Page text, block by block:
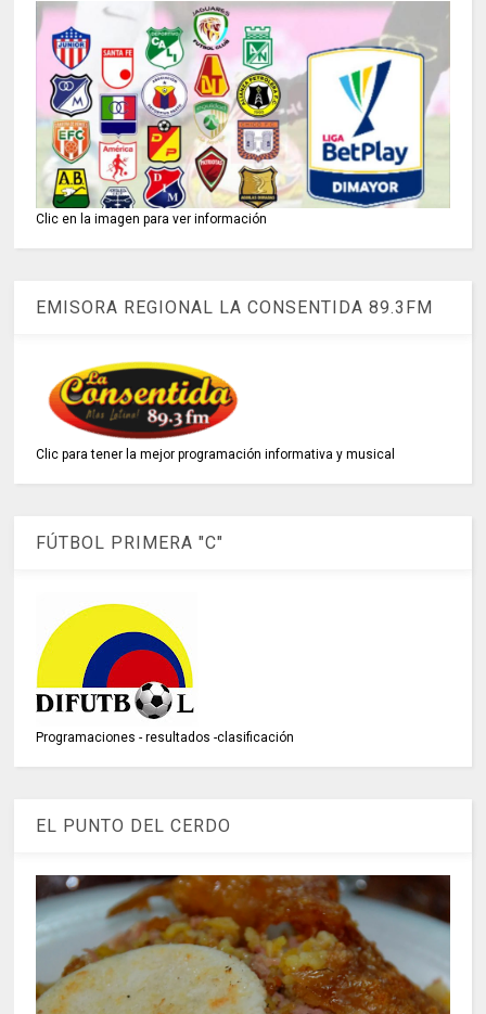
Clic en la imagen para ver información
EMISORA REGIONAL LA CONSENTIDA 89.3FM
Clic para tener la mejor programación informativa y musical
FÚTBOL PRIMERA "C"
Programaciones - resultados -clasificación
EL PUNTO DEL CERDO